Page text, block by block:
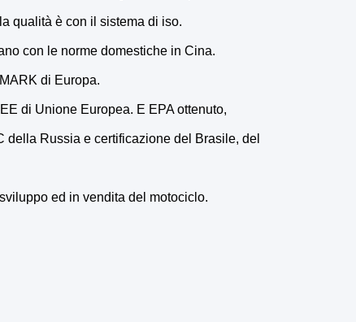
qualità è con il sistema di iso.
con le norme domestiche in Cina.
di Europa.
di Unione Europea. E EPA ottenuto,
della Russia e certificazione del Brasile, del
ed in vendita del motociclo.